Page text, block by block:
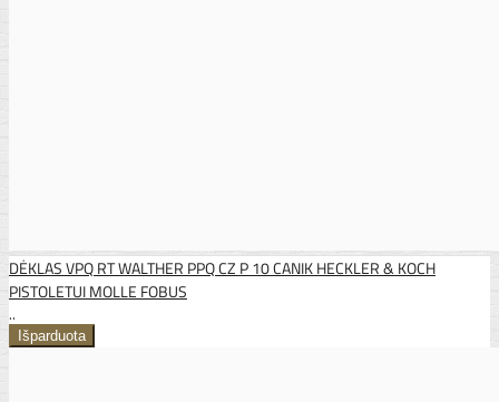
DĖKLAS VPQ RT WALTHER PPQ CZ P 10 CANIK HECKLER & KOCH
PISTOLETUI MOLLE FOBUS
..